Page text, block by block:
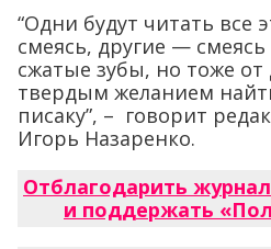
“Одни будут читать все
смеясь, другие —
сжатые зубы, но тоже от
твердым желанием
писаку”, – говорит
Игорь Назаренко.
Отблагодарить
и поддержать